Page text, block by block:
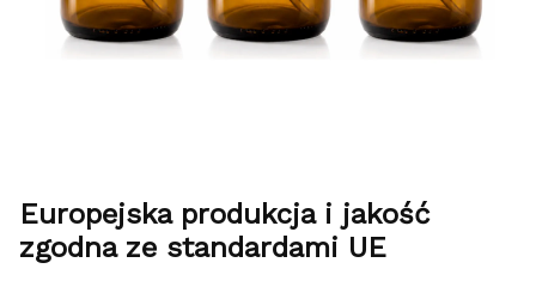
Europejska produkcja i jakość
zgodna ze standardami UE